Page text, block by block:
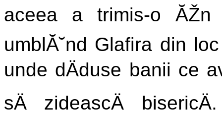
aceea a trimis-o ĂŽn
umblĂ˘nd Glafira din
unde dÄduse banii ce
sÄ zideascÄ